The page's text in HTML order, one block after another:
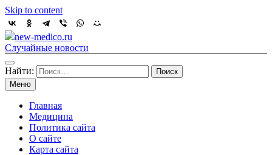
Skip to content
new-medico.ru
Случайные новости
Найти:
Меню
Главная
Медицина
Политика сайта
О сайте
Карта сайта